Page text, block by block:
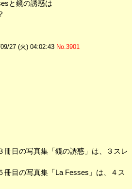
と鏡の誘惑は
09/27 (火) 04:02:43 No.3901
冊目の写真集「鏡の誘惑」は、３スレ
冊目の写真集「La Fesses」は、４ス